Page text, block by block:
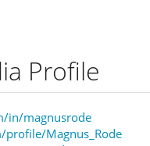
Profile
in/magnusrode
Magnus_Rode